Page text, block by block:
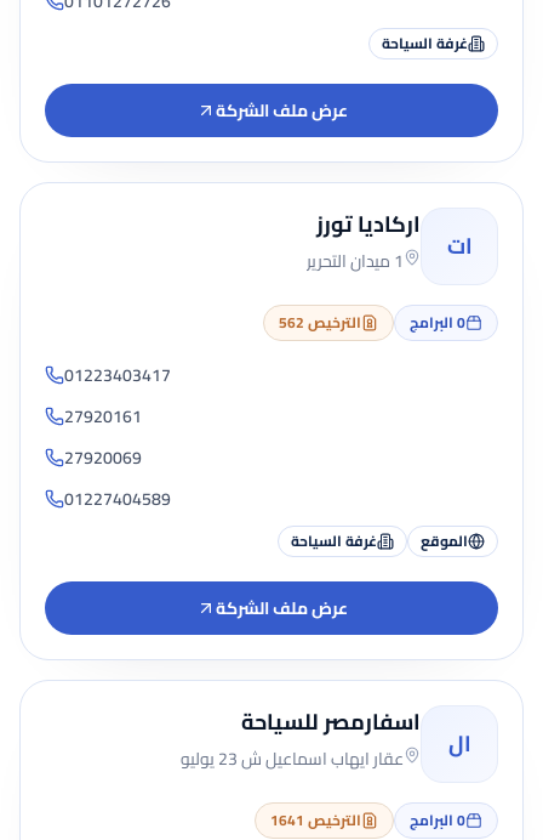
غرفة السياحة
عرض ملف الشركة
ات
اركاديا تورز
1 ميدان التحرير
0البرامج الترخيص 562
01223403417
27920161
27920069
01227404589
الموقع غرفة السياحة
عرض ملف الشركة
ال
اسفارمصر للسياحة
عقار ايهاب اسماعيل ش 23 يوليو
0البرامج الترخيص 1641